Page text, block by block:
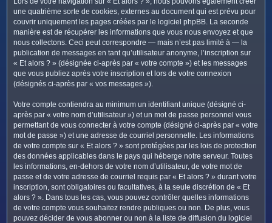
une quatrième sorte de cookies, externes au document qui est prévu pour
couvrir uniquement les pages créées par le logiciel phpBB. La seconde
manière est de récupérer les informations que vous nous envoyez et que
nous collectons. Ceci peut correspondre — mais n’est pas limité à — la
publication de messages en tant qu’utilisateur anonyme, l’inscription sur
« Et alors ? » (désignée ci-après par « votre compte ») et les messages
que vous publiez après votre inscription et lors de votre connexion
(désignés ci-après par « vos messages »).
Votre compte contiendra au minimum un identifiant unique (désigné ci-
après par « votre nom d’utilisateur ») et un mot de passe personnel vous
permettant de vous connecter à votre compte (désigné ci-après par « votre
mot de passe ») et une adresse de courriel personnelle. Les informations
de votre compte sur « Et alors ? » sont protégées par les lois de protection
des données applicables dans le pays qui héberge notre serveur. Toutes
les informations, en-dehors de votre nom d’utilisateur, de votre mot de
passe et de votre adresse de courriel requis par « Et alors ? » durant votre
inscription, sont obligatoires ou facultatives, à la seule discrétion de « Et
alors ? ». Dans tous les cas, vous pouvez contrôler quelles informations
de votre compte vous souhaitez rendre publiques ou non. De plus, vous
pouvez décider de vous abonner ou non à la liste de diffusion du logiciel